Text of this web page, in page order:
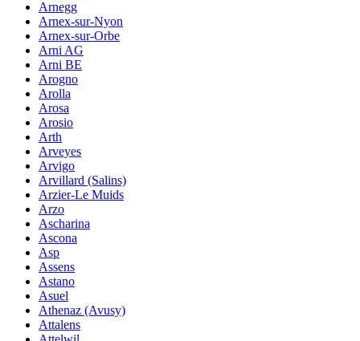
Arnegg
Arnex-sur-Nyon
Arnex-sur-Orbe
Arni AG
Arni BE
Arogno
Arolla
Arosa
Arosio
Arth
Arveyes
Arvigo
Arvillard (Salins)
Arzier-Le Muids
Arzo
Ascharina
Ascona
Asp
Assens
Astano
Asuel
Athenaz (Avusy)
Attalens